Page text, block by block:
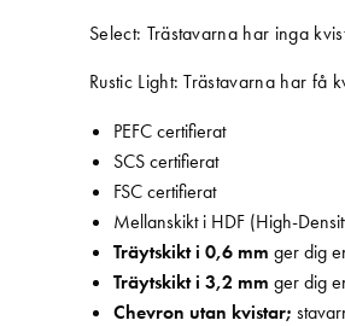
Select: Trästavarna har inga
Rustic Light: Trästavarna har få
PEFC certifierat
SCS certifierat
FSC certifierat
Mellanskikt i HDF (High-
Träytskikt i 0,6 mm ger dig
Träytskikt i 3,2 mm ger dig
Chevron utan kvistar;